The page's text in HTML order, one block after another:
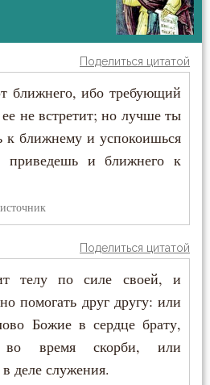
(Гренков)
(Плиханков)
Поделиться цитатой
ближнего, ибо требующий
не встретит; но лучше ты
к ближнему и успокоишься
приведешь и ближнего к
Поделиться цитатой
телу по силе своей, и
помогать друг другу: или
Божие в сердце брату,
время скорби, или
деле служения.